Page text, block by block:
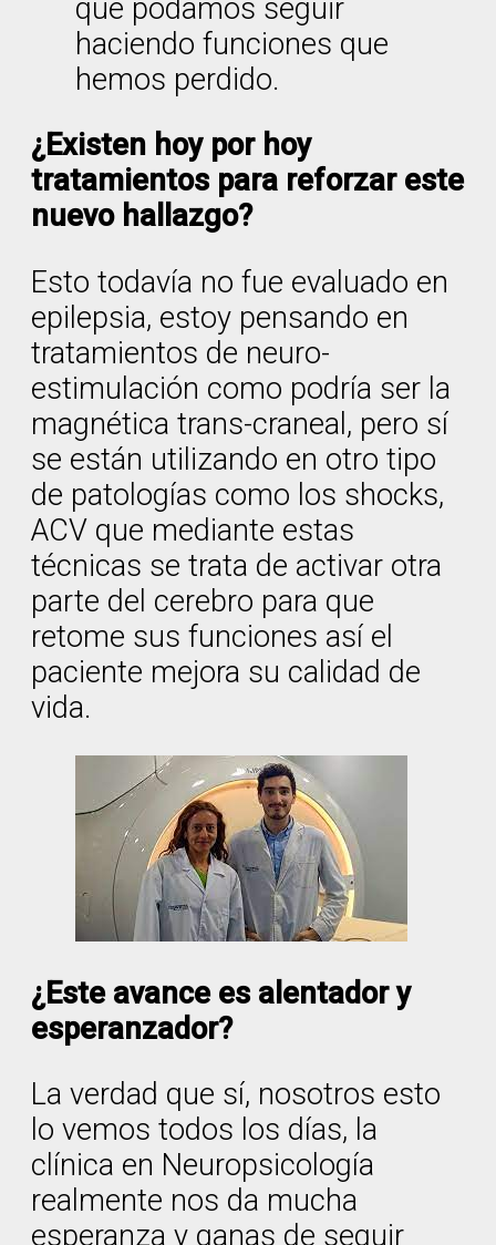
que podamos seguir
haciendo funciones que
hemos perdido.
¿Existen hoy por hoy
tratamientos para reforzar este
nuevo hallazgo?
Esto todavía no fue evaluado en
epilepsia, estoy pensando en
tratamientos de neuro-
estimulación como podría ser la
magnética trans-craneal, pero sí
se están utilizando en otro tipo
de patologías como los shocks,
ACV que mediante estas
técnicas se trata de activar otra
parte del cerebro para que
retome sus funciones así el
paciente mejora su calidad de
vida.
¿Este avance es alentador y
esperanzador?
La verdad que sí, nosotros esto
lo vemos todos los días, la
clínica en Neuropsicología
realmente nos da mucha
esperanza y ganas de seguir